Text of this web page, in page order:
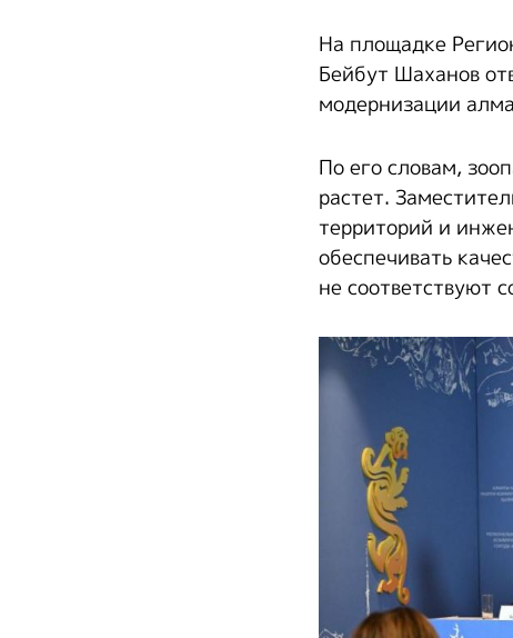
На площадке
Бейбут Шаханов
модернизации
По его словам,
растет.
территорий и
обеспечивать
не соответствуют